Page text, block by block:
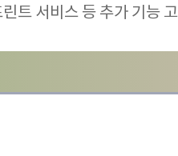
트 서비스 등 추가 기능